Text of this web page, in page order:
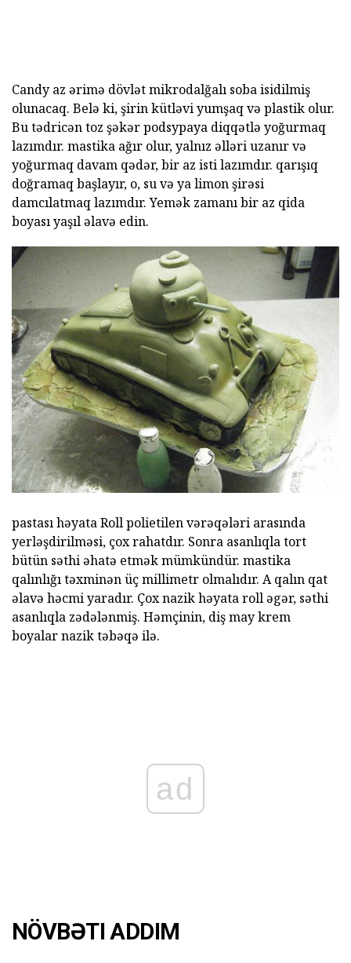
Candy az ərimə dövlət mikrodalğalı soba isidilmiş
olunacaq. Belə ki, şirin kütləvi yumşaq və plastik olur.
Bu tədricən toz şəkər podsypaya diqqətlə yoğurmaq
lazımdır. mastika ağır olur, yalnız əlləri uzanır və
yoğurmaq davam qədər, bir az isti lazımdır. qarışıq
doğramaq başlayır, o, su və ya limon şirəsi
damcılatmaq lazımdır. Yemək zamanı bir az qida
boyası yaşıl əlavə edin.
pastası həyata Roll polietilen vərəqələri arasında
yerləşdirilməsi, çox rahatdır. Sonra asanlıqla tort
bütün səthi əhatə etmək mümkündür. mastika
qalınlığı təxminən üç millimetr olmalıdır. A qalın qat
əlavə həcmi yaradır. Çox nazik həyata roll əgər, səthi
asanlıqla zədələnmiş. Həmçinin, diş may krem
boyalar nazik təbəqə ilə.
ad
NÖVBƏTI ADDIM